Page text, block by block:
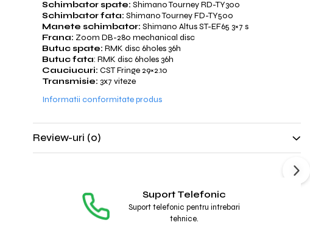
Schimbator spate: Shimano Tourney RD-TY300
Schimbator fata: Shimano Tourney FD-TY500
Manete schimbator: Shimano Altus ST-EF65 3×7 s
Frana: Zoom DB-280 mechanical disc
Butuc spate: RMK disc 6holes 36h
Butuc fata: RMK disc 6holes 36h
Cauciucuri: CST Fringe 29×2.10
Transmisie: 3x7 viteze
Informatii conformitate produs
Review-uri (0)
Suport Telefonic
Suport telefonic pentru intrebari
tehnice.